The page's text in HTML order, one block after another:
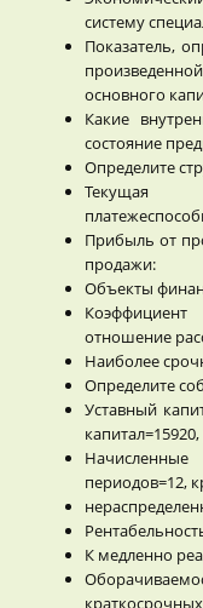
систему
Показатель,
основного
Какие
состояние
Определите
Текущая
Прибыль от
продажи:
Объекты
отношение
Наиболее
Определите
Уставный
периодов=12,
К медленно